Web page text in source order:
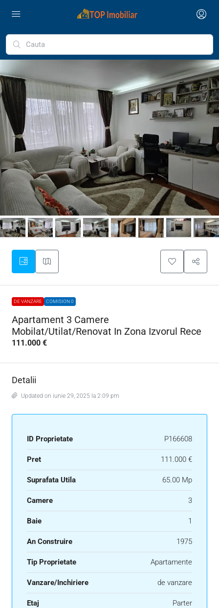
DE VANZARE COMISION 0
Apartament 3 Camere
Mobilat/Utilat/Renovat In Zona Izvorul Rece
111.000 €
Detalii
Updated on iunie 29, 2025 la 2:09 pm
ID Proprietate P166608
Pret 111.000 €
Suprafata Utila 65.00 Mp
Camere 3
Baie 1
An Construire 1975
Tip Proprietate Apartamente
Vanzare/Inchiriere de vanzare
Etaj Parter